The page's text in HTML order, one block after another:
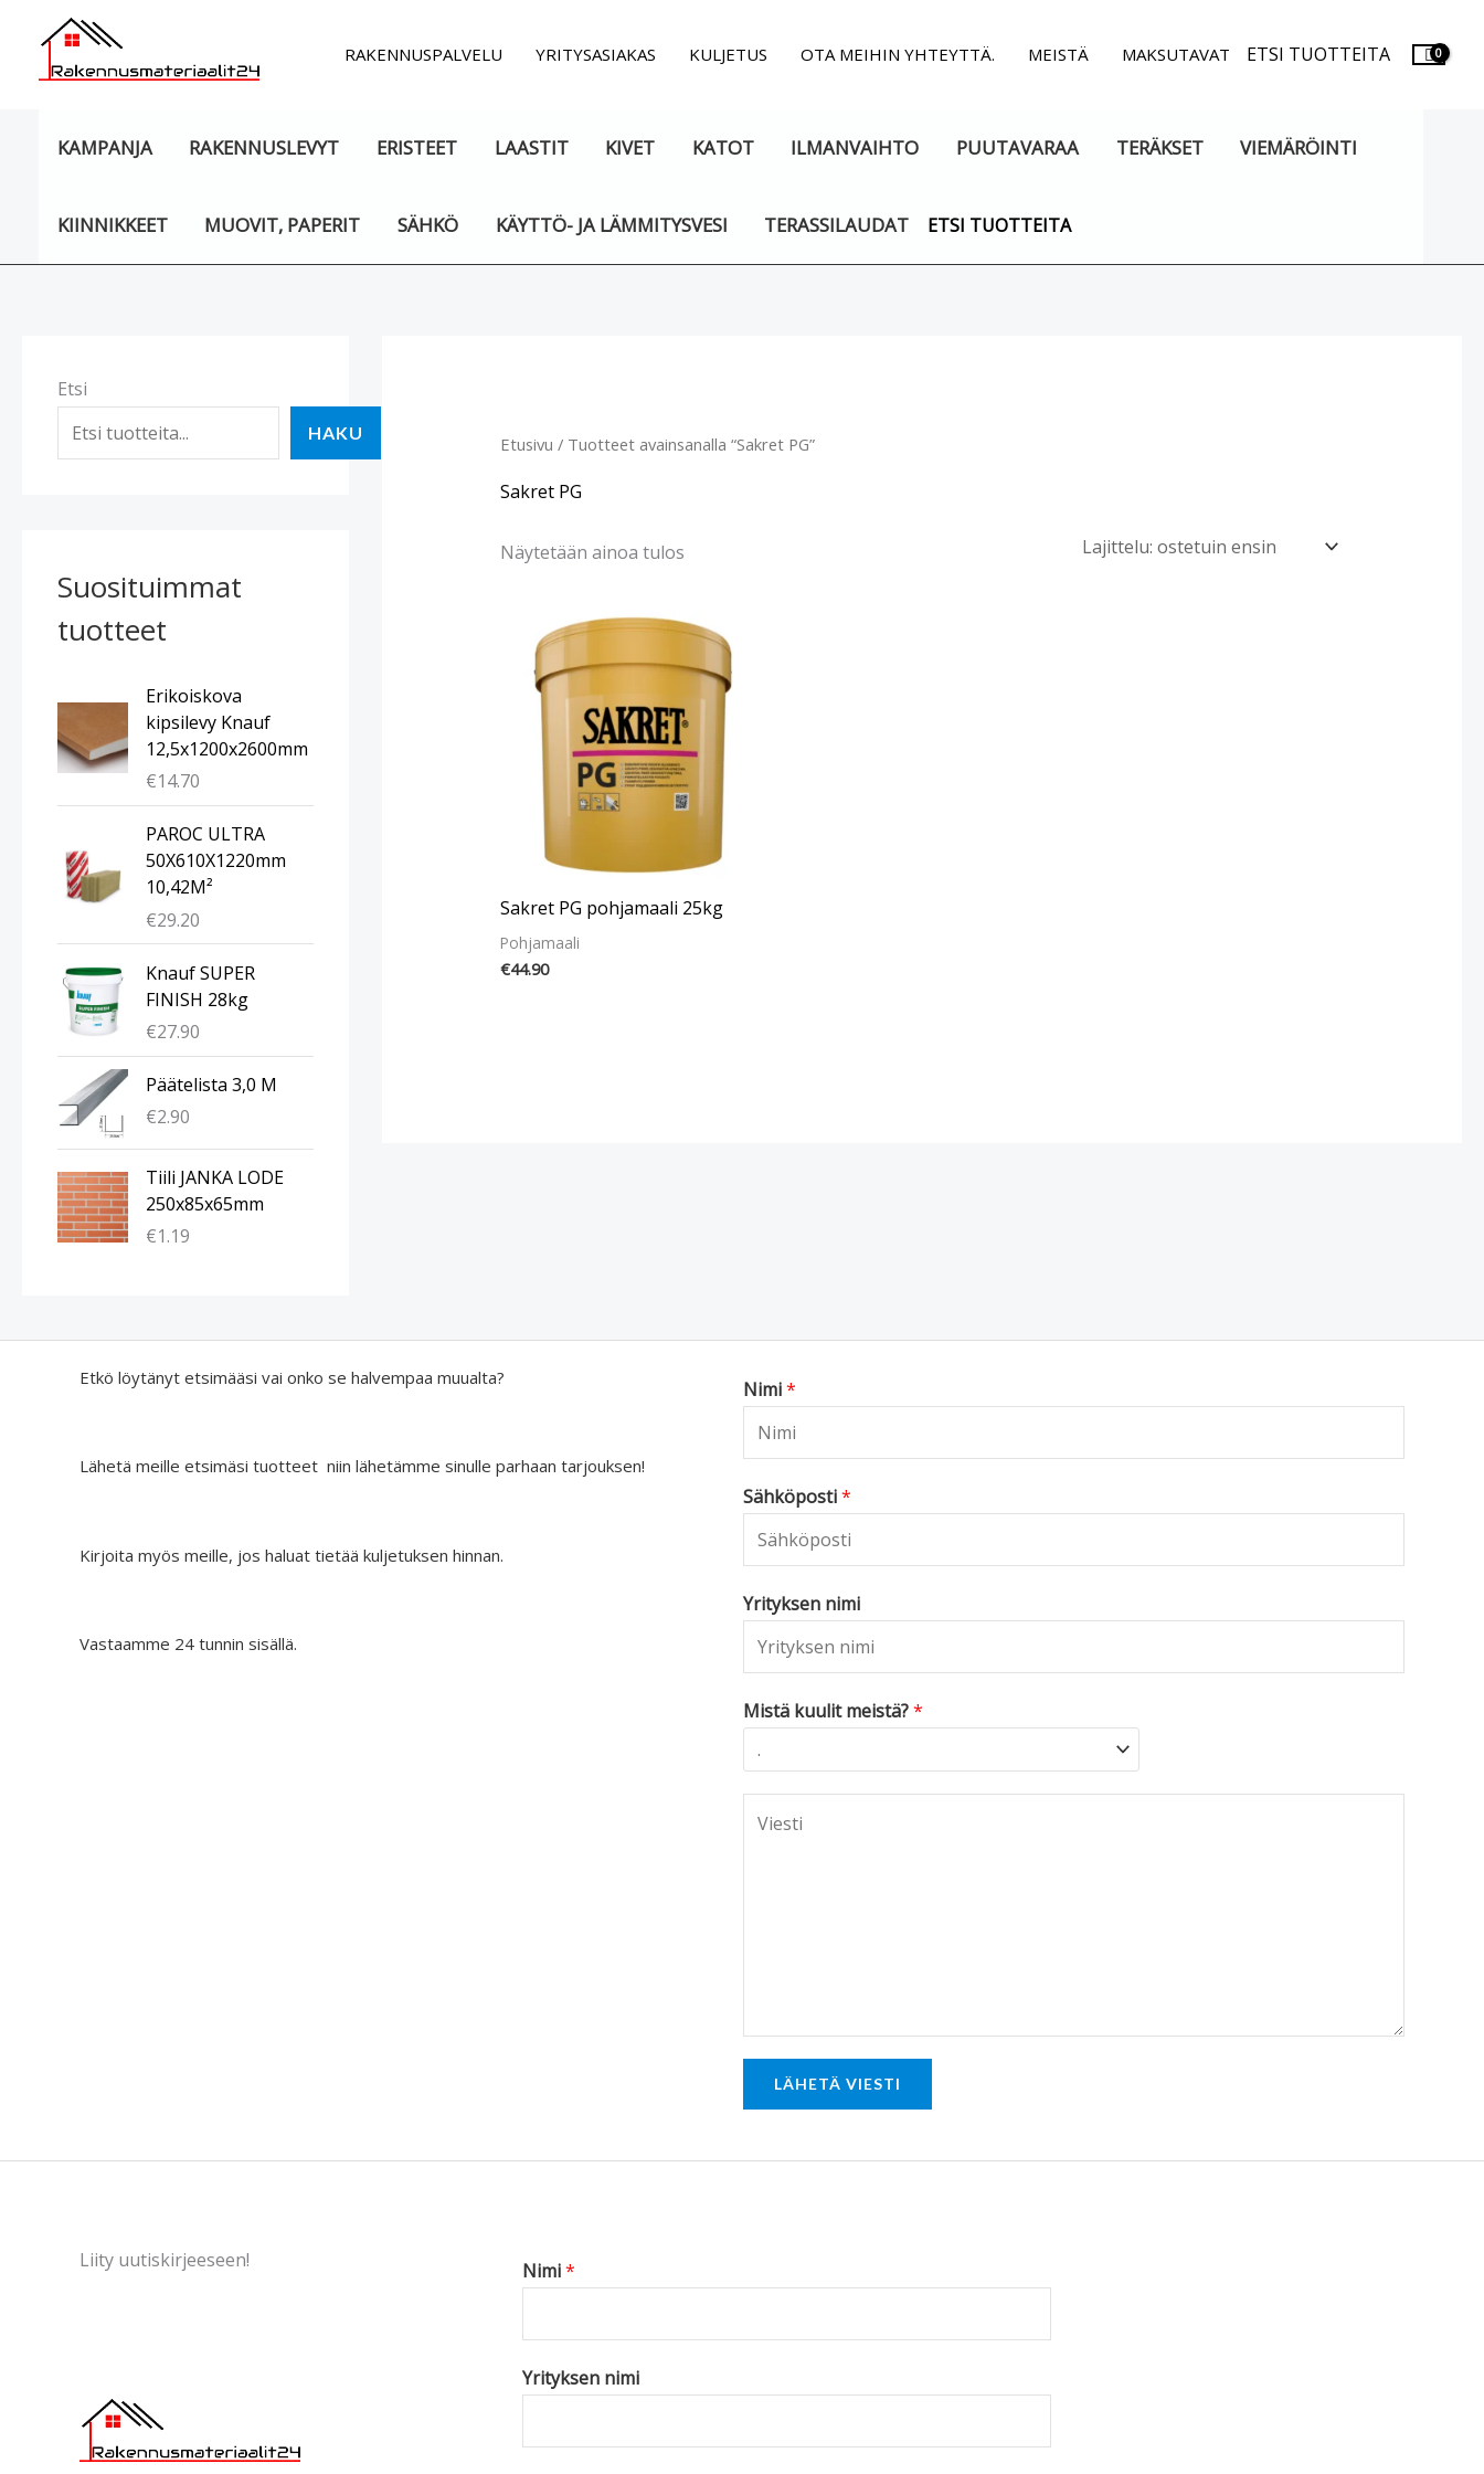
sisältöön
RAKENNUSPALVELU YRITYSASIAKAS KULJETUS OTA MEIHIN YHTEYTTÄ. MEISTÄ MAKSUTAVAT ETSI TUOTTEITA
KAMPANJA RAKENNUSLEVYT ERISTEET LAASTIT KIVET KATOT ILMANVAIHTO PUUTAVARAA TERÄKSET VIEMÄRÖINTI
KIINNIKKEET MUOVIT, PAPERIT SÄHKÖ KÄYTTÖ- JA LÄMMITYSVESI TERASSILAUDAT ETSI TUOTTEITA
Etsi
HAKU
Suosituimmat
tuotteet
Erikoiskova
kipsilevy Knauf
12,5x1200x2600mm
€14.70
PAROC ULTRA
50X610X1220mm
10,42M²
€29.20
Knauf SUPER
FINISH 28kg
€27.90
Päätelista 3,0 M
€2.90
Tiili JANKA LODE
250x85x65mm
€1.19
Etusivu / Tuotteet avainsanalla “Sakret PG”
Sakret PG
Näytetään ainoa tulos
Sakret PG pohjamaali 25kg
Pohjamaali
€44.90
Etkö löytänyt etsimääsi vai onko se halvempaa muualta?
Lähetä meille etsimäsi tuotteet niin lähetämme sinulle parhaan tarjouksen!
Kirjoita myös meille, jos haluat tietää kuljetuksen hinnan.
Vastaamme 24 tunnin sisällä.
Nimi*
Sähköposti*
Yrityksen nimi
Mistä kuulit meistä?*
o
r
s
e
LÄHETÄ VIESTI
Liity uutiskirjeeseen! Nimi*
Yrityksen nimi